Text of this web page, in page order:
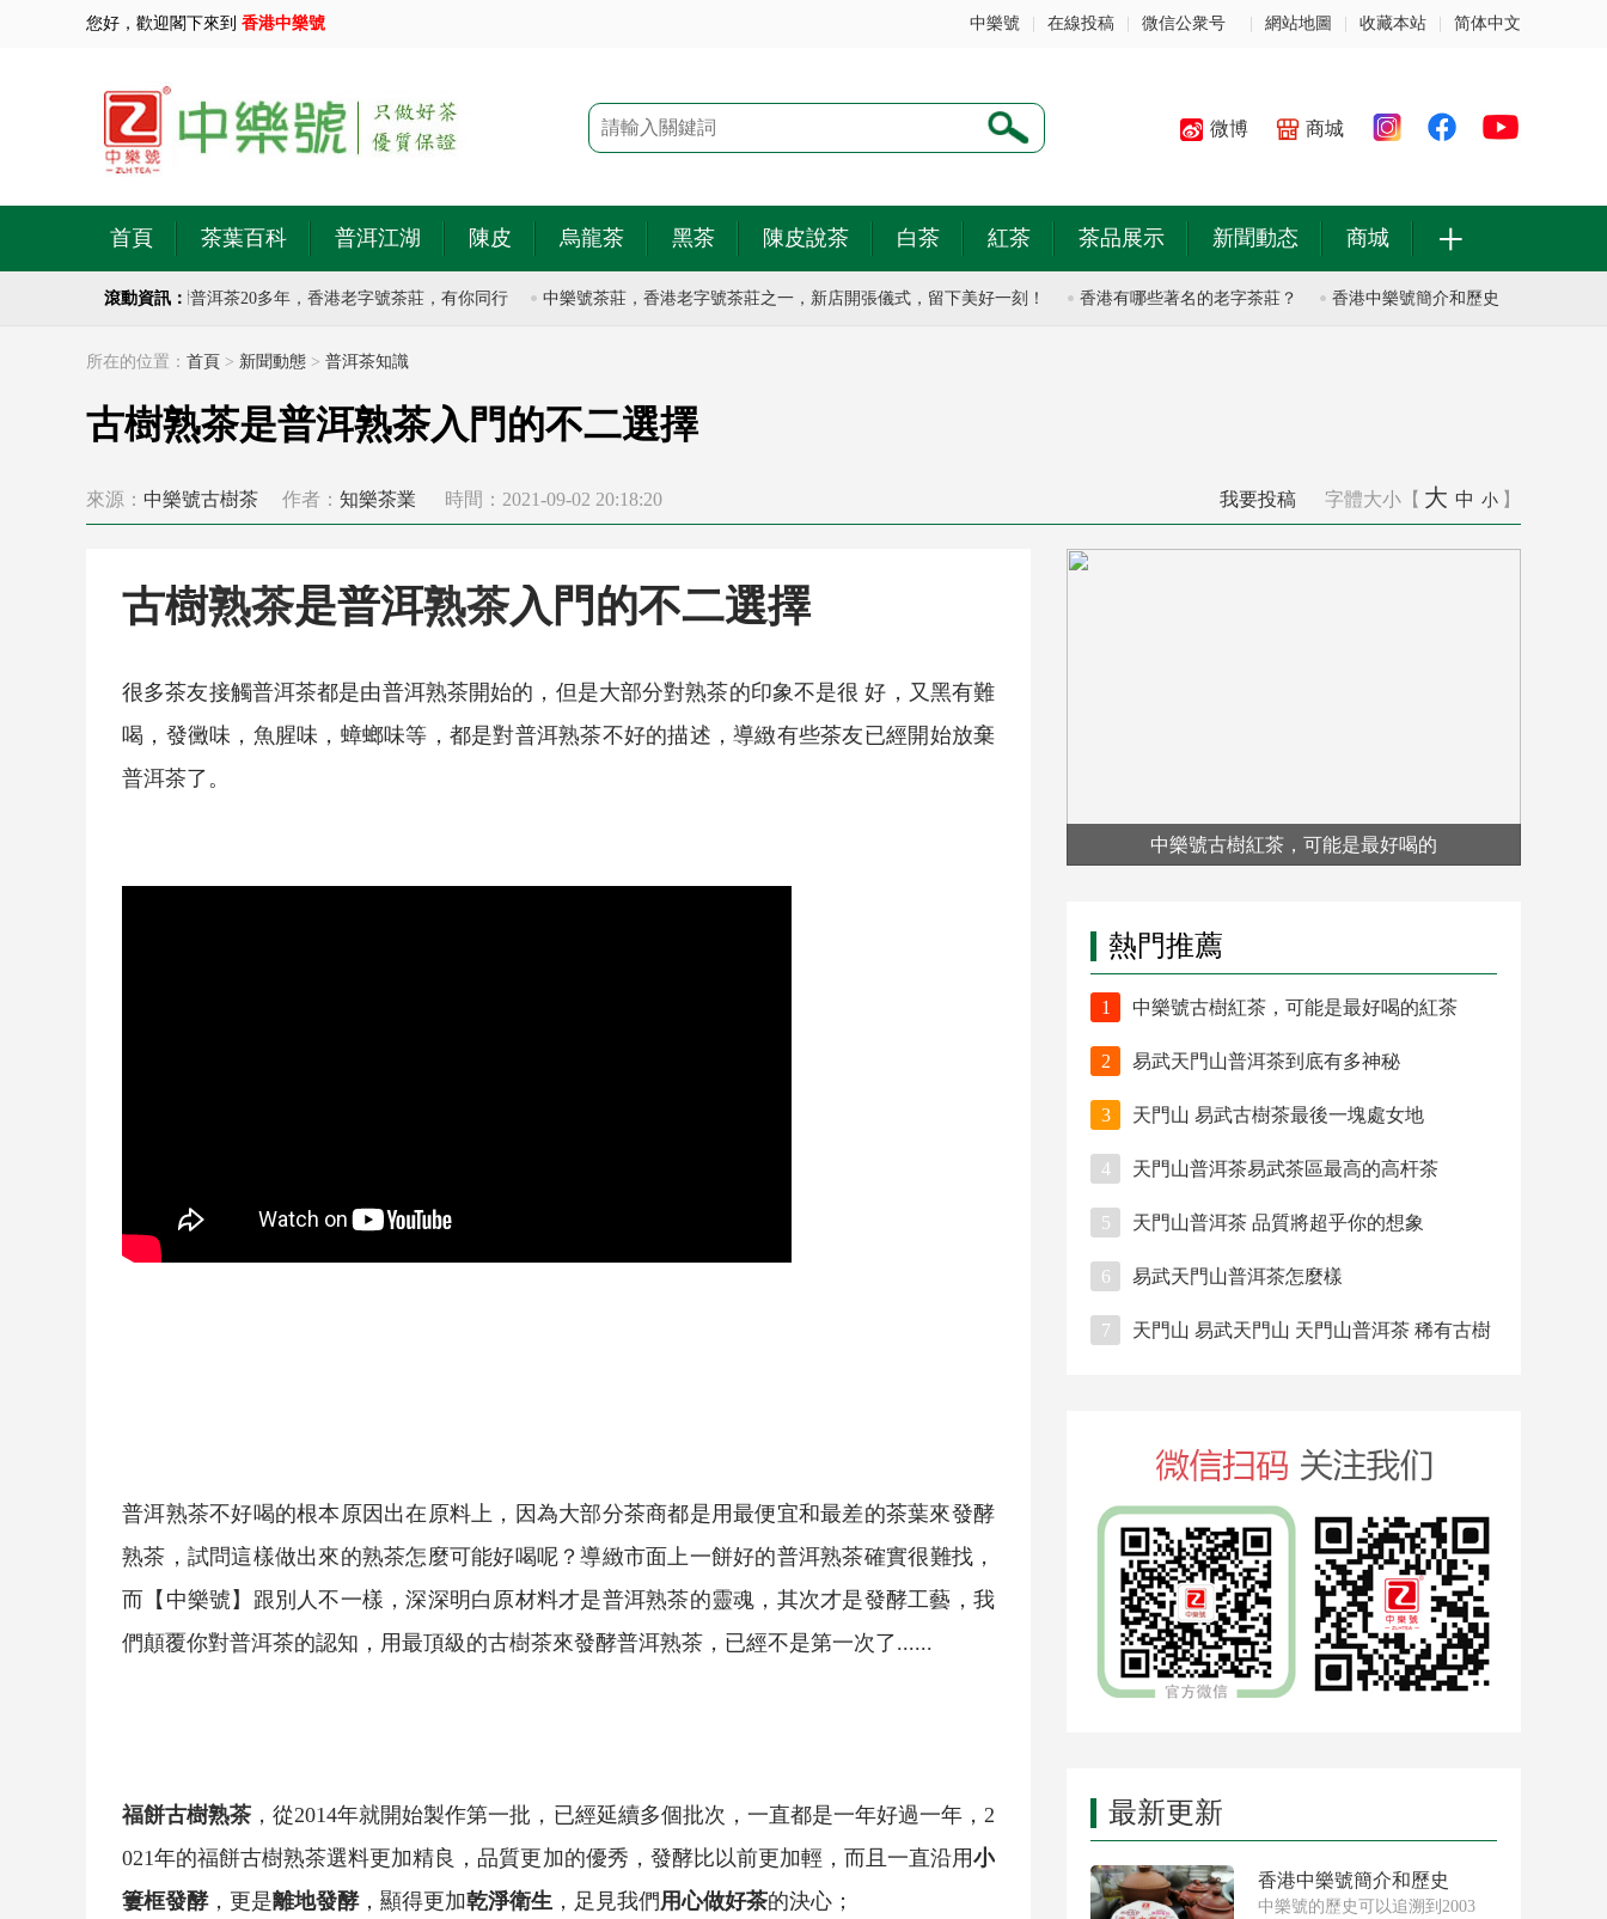
您好，歡迎閣下來到 香港中樂號 中樂號 在線投稿 微信公衆号 網站地圖 收藏本站 简体中文
微博 商城
首頁 茶葉百科 普洱江湖 陳皮 烏龍茶 黑茶 陳皮說茶 白茶 紅茶 茶品展示 新聞動态 商城 +
滾動資訊：
號茶莊，專注於古樹普洱茶20多年，香港老字號茶莊，有你同行 中樂號茶莊，香港老字號茶莊之一，新店開張儀式，留下美好一刻！ 香港有哪些著名的老字茶莊？ 香港中樂號簡介和歷史
所在的位置： 首頁 > 新聞動態 > 普洱茶知識
古樹熟茶是普洱熟茶入門的不二選擇
來源： 中樂號古樹茶 作者： 知樂茶業 時間：2021-09-02 20:18:20 我要投稿 字體大小【 大 中 小 】
古樹熟茶是普洱熟茶入門的不二選擇
很多茶友接觸普洱茶都是由普洱熟茶開始的，但是大部分對熟茶的印象不是很 好，又黑有難
喝，發黴味，魚腥味，蟑螂味等，都是對普洱熟茶不好的描述，導緻有些茶友已經開始放棄
普洱茶了。
普洱熟茶不好喝的根本原因出在原料上，因為大部分茶商都是用最便宜和最差的茶葉來發酵
熟茶 ，試問這樣做出來的熟茶怎麼可能好喝呢？導緻市面上一餅好的普洱熟茶確實很難找，
而【中樂號】跟別人不一樣，深深明白原材料才是普洱熟茶的靈魂，其次才是發酵工藝，我
們顛覆你對普洱茶的認知，用最頂級的古樹茶來發酵普洱熟茶 ，已經不是第一次了......
福餅古樹熟茶 ，從2014年就開始製作第一批，已經延續多個批次，一直都是一年好過一年，2
021年的福餅古樹熟茶選料更加精良，品質更加的優秀，發酵比以前更加輕，而且一直沿用小
簍框發酵，更是離地發酵，顯得更加乾淨衛生 ，足見我們用心做好茶的決心；
中樂號古樹紅茶，可能是最好喝的
熱門推薦
1 中樂號古樹紅茶，可能是最好喝的紅茶
2 易武天門山普洱茶到底有多神秘
3 天門山 易武古樹茶最後一塊處女地
4 天門山普洱茶易武茶區最高的高杆茶
5 天門山普洱茶 品質將超乎你的想象
6 易武天門山普洱茶怎麼樣
7 天門山 易武天門山 天門山普洱茶 稀有古樹
最新更新
香港中樂號簡介和歷史
中樂號的歷史可以追溯到2003